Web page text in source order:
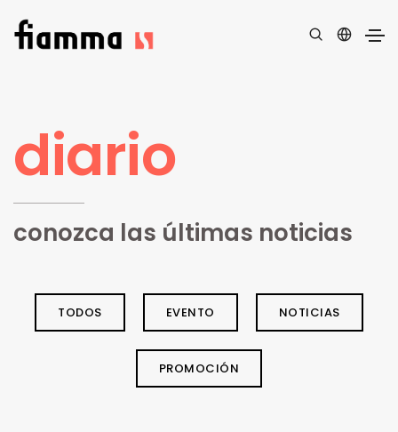
diario
conozca las últimas noticias
TODOS EVENTO NOTICIAS
PROMOCIÓN